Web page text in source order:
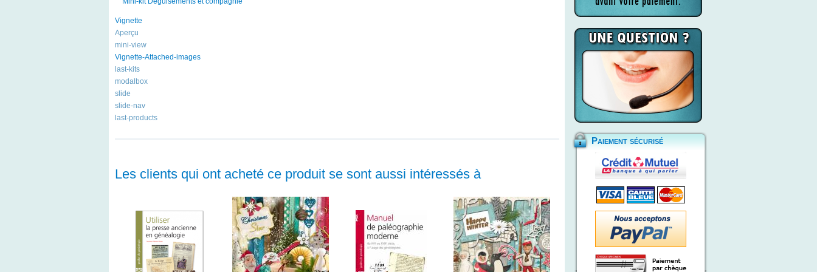
Vignette
Aperçu
mini-view
Vignette-Attached-images
last-kits
modalbox
slide
slide-nav
last-products
Les clients qui ont acheté ce produit se sont aussi intéressés à
Paiement sécurisé